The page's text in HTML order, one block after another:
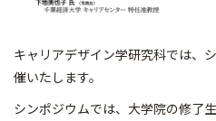
キャリアデザイン学研究科では、
催いたします。
シンポジウムでは、大学院の修了